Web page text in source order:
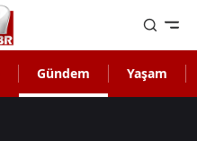
Gündem Yaşam